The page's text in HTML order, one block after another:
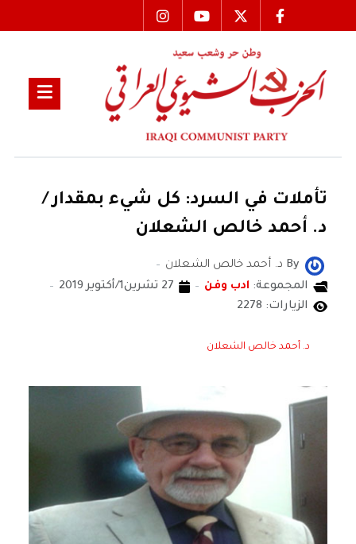
تأملات في السرد: كل شيء بمقدار /
د. أحمد خالص الشعلان
By د. أحمد خالص الشعلان
المجموعة: ادب وفن
27 تشرين1/أكتوير 2019
الزيارات: 2278
د. أحمد خالص الشعلان